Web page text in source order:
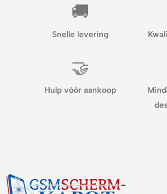
🚚
Snelle levering
🤝
Hulp vóór aankoop